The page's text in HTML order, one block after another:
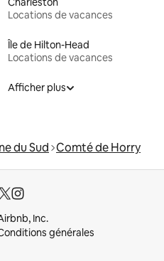
Locations de vacances
Île de Hilton-Head
Locations de vacances
Afficher plus
du Sud Comté de Horry
Inc.
générales